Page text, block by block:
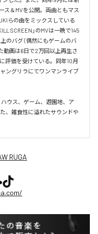
ス＆MVを公開。両曲ともマス
らの曲をミックスしている
SCREEN」のMVは一晩で145
のバグ（偶然にもゲームのバ
動画は6日で2万回以上再生さ
評価を受けている。同年10月
ングリラにてワンマンライブ
ウス、ゲーム、遊園地、ア
、雑食性に溢れたサウンドや
RUGA